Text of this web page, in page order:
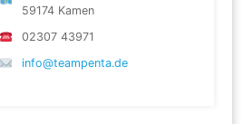
59174 Kamen
02307 43971
info@teampenta.de